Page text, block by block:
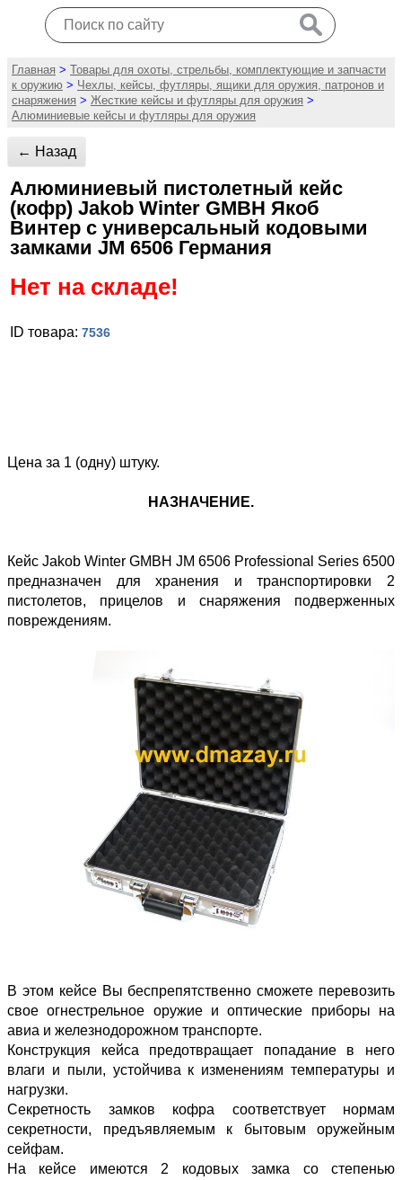
Главная > Товары для охоты, стрельбы, комплектующие и запчасти
к оружию > Чехлы, кейсы, футляры, ящики для оружия, патронов и
снаряжения > Жесткие кейсы и футляры для оружия >
Алюминиевые кейсы и футляры для оружия
← Назад
Алюминиевый пистолетный кейс
(кофр) Jakob Winter GMBH Якоб
Винтер с универсальный кодовыми
замками JM 6506 Германия
Нет на складе!
ID товара: 7536
Цена за 1 (одну) штуку.
НАЗНАЧЕНИЕ.
Кейс Jakob Winter GMBH JM 6506 Professional Series 6500
предназначен для хранения и транспортировки 2
пистолетов, прицелов и снаряжения подверженных
повреждениям.
В этом кейсе Вы беспрепятственно сможете перевозить
свое огнестрельное оружие и оптические приборы на
авиа и железнодорожном транспорте.
Конструкция кейса предотвращает попадание в него
влаги и пыли, устойчива к изменениям температуры и
нагрузки.
Секретность замков кофра соответствует нормам
секретности, предъявляемым к бытовым оружейным
сейфам.
На кейсе имеются 2 кодовых замка со степенью